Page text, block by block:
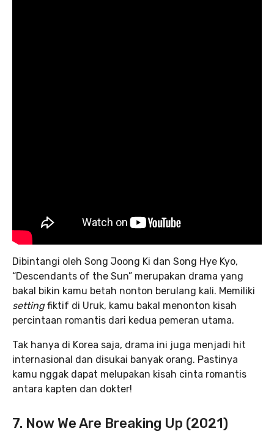
Dibintangi oleh Song Joong Ki dan Song Hye Kyo,
“Descendants of the Sun” merupakan drama yang
bakal bikin kamu betah nonton berulang kali. Memiliki
settingfiktif di Uruk, kamu bakal menonton kisah
percintaan romantis dari kedua pemeran utama.
Tak hanya di Korea saja, drama ini juga menjadi hit
internasional dan disukai banyak orang. Pastinya
kamu nggak dapat melupakan kisah cinta romantis
antara kapten dan dokter!
7. Now We Are Breaking Up (2021)